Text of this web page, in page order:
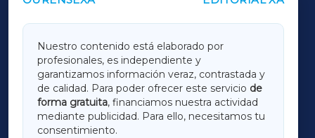
Nuestro contenido está elaborado por
profesionales, es independiente y
garantizamos información veraz, contrastada y
de calidad. Para poder ofrecer este servicio de
forma gratuita, financiamos nuestra actividad
mediante publicidad. Para ello, necesitamos tu
consentimiento.
LUGOXA
TERRACHAXA